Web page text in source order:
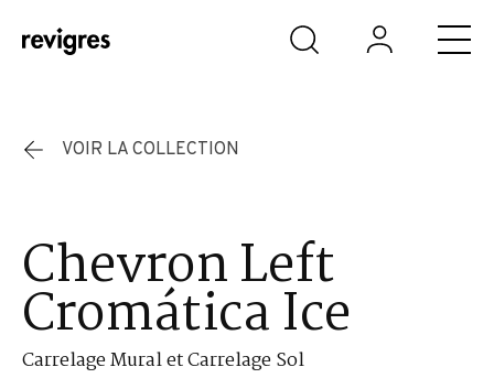
Aller au contenu principal
VOIR LA COLLECTION
Chevron Left
Cromática Ice
Carrelage Mural et Carrelage Sol